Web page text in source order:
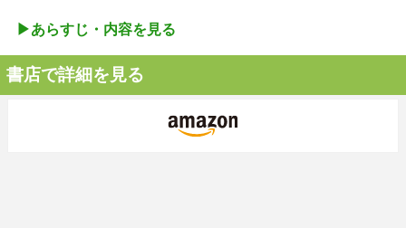
▶︎あらすじ・内容を見る
書店で詳細を見る